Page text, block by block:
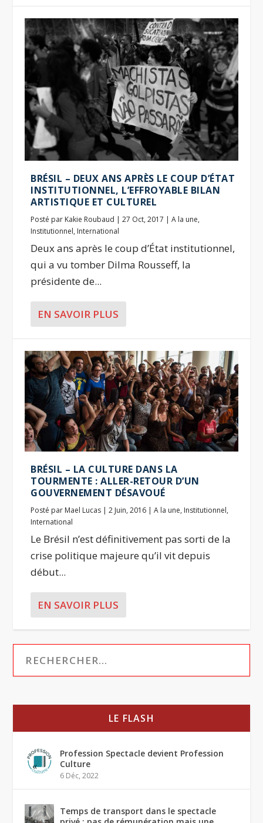
BRÉSIL – DEUX ANS APRÈS LE COUP D’ÉTAT
INSTITUTIONNEL, L’EFFROYABLE BILAN
ARTISTIQUE ET CULTUREL
Posté par Kakie Roubaud |27 Oct, 2017 |A la une,
Institutionnel, International
Deux ans après le coup d’État institutionnel,
qui a vu tomber Dilma Rousseff, la
présidente de...
EN SAVOIR PLUS
BRÉSIL – LA CULTURE DANS LA
TOURMENTE : ALLER-RETOUR D’UN
GOUVERNEMENT DÉSAVOUÉ
Posté par Mael Lucas |2 Juin, 2016 |A la une, Institutionnel,
International
Le Brésil n’est définitivement pas sorti de la
crise politique majeure qu’il vit depuis
début...
EN SAVOIR PLUS
LE FLASH
Profession Spectacle devient Profession
Culture
6 Déc, 2022
Temps de transport dans le spectacle